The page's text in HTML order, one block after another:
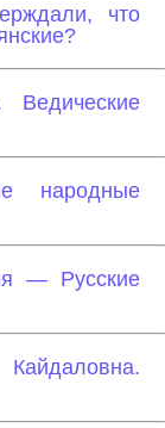
что
народные
— Русские